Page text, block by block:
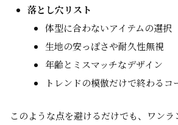
落とし穴リスト
体型に合わないアイテムの選択
生地の安っぽさや耐久性無視
年齢とミスマッチなデザイン
トレンドの模倣だけで終わるコ
このような点を避けるだけでも、ワン